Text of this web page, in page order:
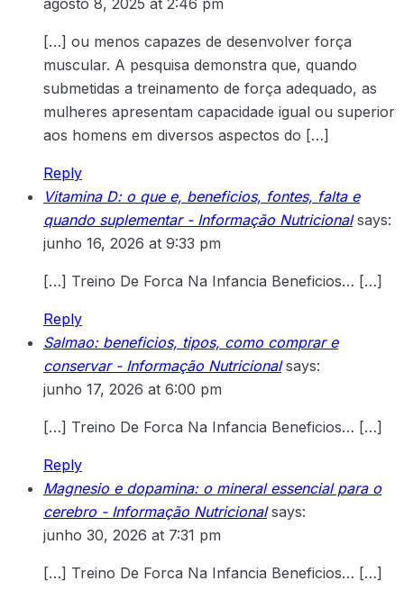
agosto 8, 2025 at 2:46 pm
[…] ou menos capazes de desenvolver força
muscular. A pesquisa demonstra que, quando
submetidas a treinamento de força adequado, as
mulheres apresentam capacidade igual ou superior
aos homens em diversos aspectos do […]
Reply
Vitamina D: o que e, beneficios, fontes, falta e
quando suplementar - Informação Nutricional says:
junho 16, 2026 at 9:33 pm
[…] Treino De Forca Na Infancia Beneficios… […]
Reply
Salmao: beneficios, tipos, como comprar e
conservar - Informação Nutricional says:
junho 17, 2026 at 6:00 pm
[…] Treino De Forca Na Infancia Beneficios… […]
Reply
Magnesio e dopamina: o mineral essencial para o
cerebro - Informação Nutricional says:
junho 30, 2026 at 7:31 pm
[…] Treino De Forca Na Infancia Beneficios… […]